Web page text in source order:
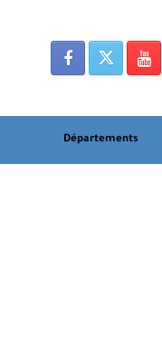
Départements